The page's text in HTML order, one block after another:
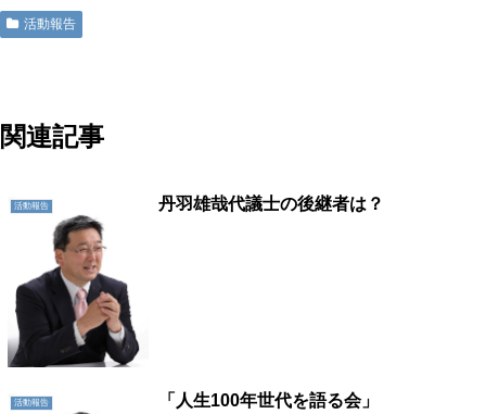
活動報告
関連記事
活動報告 丹羽雄哉代議士の後継者は？
活動報告 「人生100年世代を語る会」